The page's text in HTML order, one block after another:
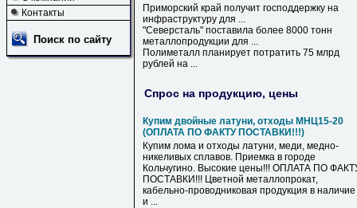
Контакты
Поиск по сайту
Приморский край получит господдержку на
инфраструктуру для ...
"Северсталь" поставила более 8000 тонн
металлопродукции для ...
Полиметалл планирует потратить 75 млрд
рублей на ...
Спрос на продукцию, цены
Купим двойные латуни, отходы МНЦ15-20
(ОПЛАТА ПО ФАКТУ ПОСТАВКИ!!!)
Купим лома и отходы латуни, меди, медно-
никеливых сплавов. Приемка в городе
Кольчугино. Высокие цены!!! ОПЛАТА ПО
ПОСТАВКИ!!! Цветной металлопрокат,
кабельно-проводниковая продукция в наличие
и ...